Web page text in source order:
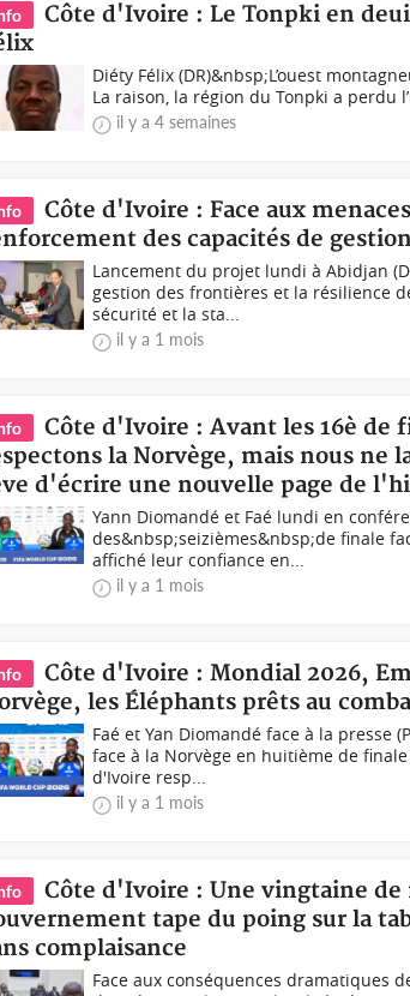
Côte d'Ivoire : Le Tonpki en
Diéty Félix (DR)&nbsp;L’ouest
La raison, la région du Tonpki a perdu
il y a 4 semaines
Côte d'Ivoire : Face aux
des capacités de
Lancement du projet lundi à Abidjan
gestion des frontières et la résilience
sécurité et la sta...
il y a 1 mois
Côte d'Ivoire : Avant les 16è de
la Norvège, mais nous ne
d'écrire une nouvelle page de
Yann Diomandé et Faé lundi en
des&nbsp;seizièmes&nbsp;de finale
affiché leur confiance en...
il y a 1 mois
Côte d'Ivoire : Mondial 2026,
les Éléphants prêts au
Faé et Yan Diomandé face à la presse
face à la Norvège en huitième de
d'Ivoire resp...
il y a 1 mois
Côte d'Ivoire : Une vingtaine
tape du poing sur la
complaisance
Face aux conséquences dramatiques